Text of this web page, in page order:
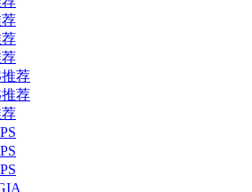
荐
荐
荐